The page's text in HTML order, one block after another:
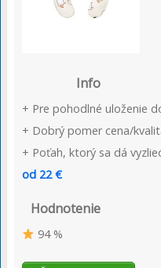
Info
+ Pre pohodlné uloženie
+ Dobrý pomer cena/
+ Poťah, ktorý sa dá
od 22 €
Hodnotenie
94 %